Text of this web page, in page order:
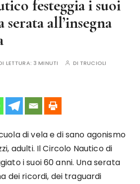
festeggia i suoi
serata all’insegna
LETTURA: 3 MINUTI DI TRUCIOLI
di vela e di sano agonismo
adulti. Il Circolo Nautico di
i suoi 60 anni. Una serata
dei ricordi, dei traguardi